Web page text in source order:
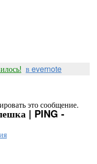
в evernote
это сообщение.
| PING -